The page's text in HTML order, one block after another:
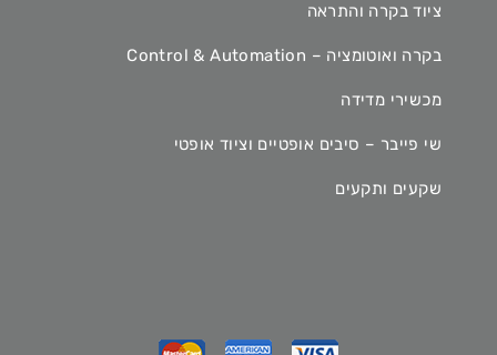
ציוד בקרה והתראה
בקרה ואוטומציה – Control & Automation
מכשירי מדידה
שי פייבר – סיבים אופטיים וציוד אופטי
שקעים ותקעים